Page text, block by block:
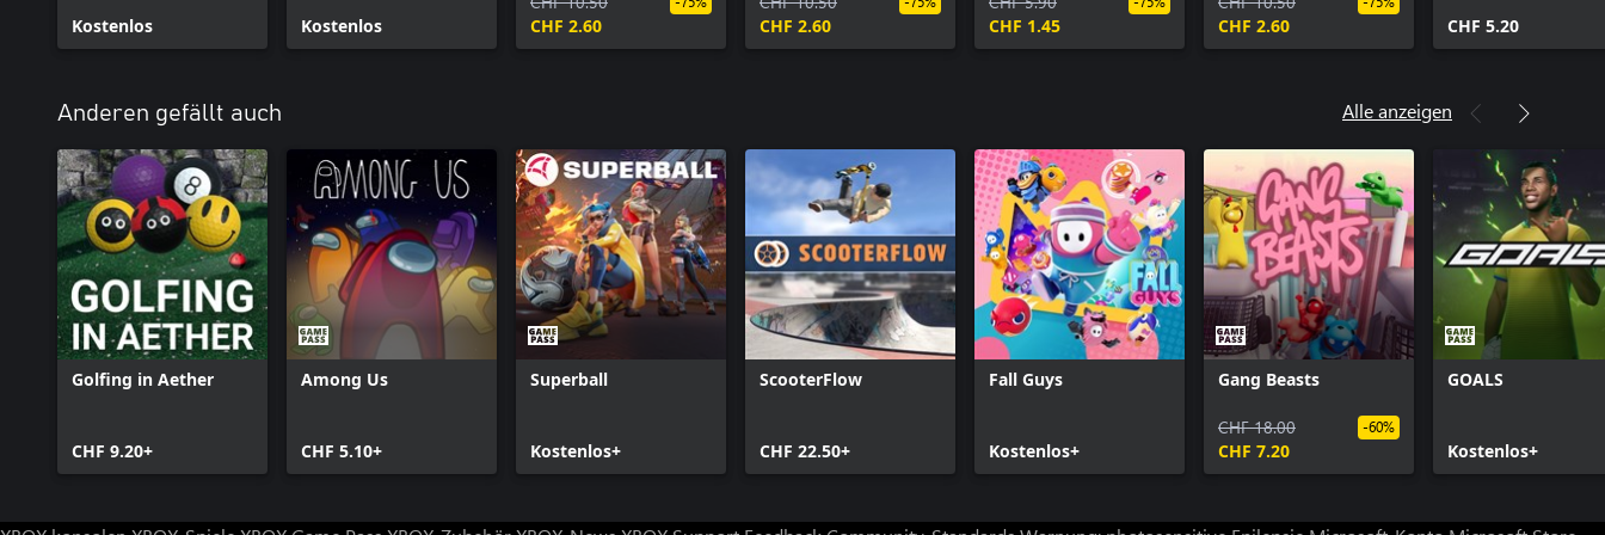
Kostenlos
Kostenlos
CHF 2.60
CHF 2.60
CHF 1.45
CHF 2.60
CHF 5.20
Anderen gefällt auch Alle anzeigen
Golfing in Aether
CHF 9.20+
Among Us
CHF 5.10+
Superball
Kostenlos+
ScooterFlow
CHF 22.50+
Fall Guys
Kostenlos+
Gang Beasts
CHF 18.00
CHF 7.20
-60%
GOALS
Kostenlos+